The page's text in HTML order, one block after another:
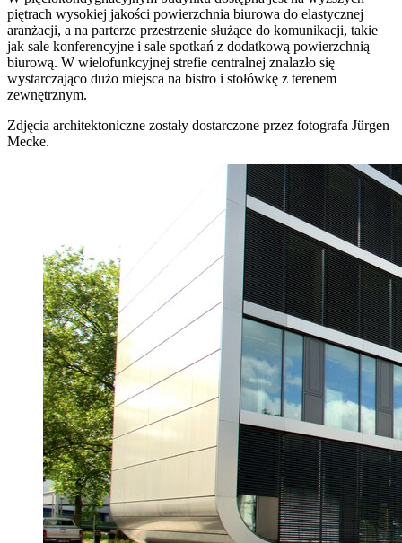
piętrach wysokiej jakości powierzchnia biurowa do elastycznej
aranżacji, a na parterze przestrzenie służące do komunikacji, takie
jak sale konferencyjne i sale spotkań z dodatkową powierzchnią
biurową. W wielofunkcyjnej strefie centralnej znalazło się
wystarczająco dużo miejsca na bistro i stołówkę z terenem
zewnętrznym.
Zdjęcia architektoniczne zostały dostarczone przez fotografa Jürgen
Mecke.